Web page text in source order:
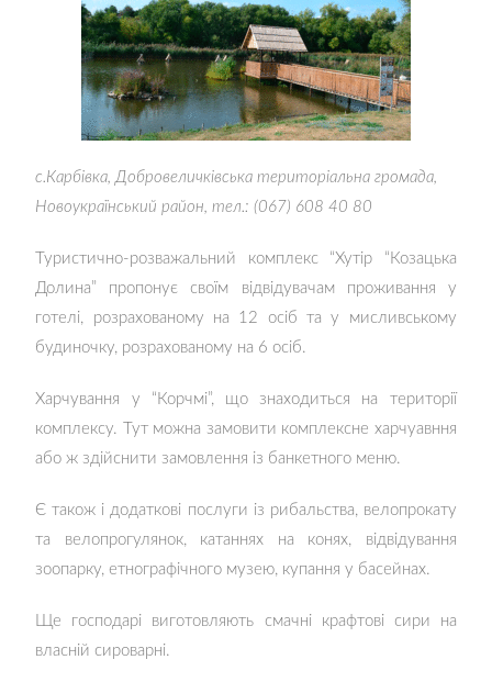
с.Карбівка, Добровеличківська територіальна громада,
Новоукраїнський район, тел.: (067) 608 40 80
Туристично-розважальний комплекс “Хутір “Козацька
Долина” пропонує своїм відвідувачам проживання у
готелі, розрахованому на 12 осіб та у мисливському
будиночку, розрахованому на 6 осіб.
Харчування у “Корчмі”, що знаходиться на території
комплексу. Тут можна замовити комплексне харчуавння
або ж здійснити замовлення із банкетного меню.
Є також і додаткові послуги із рибальства, велопрокату
та велопрогулянок, катаннях на конях, відвідування
зоопарку, етнографічного музею, купання у басейнах.
Ще господарі виготовляють смачні крафтові сири на
власній сироварні.